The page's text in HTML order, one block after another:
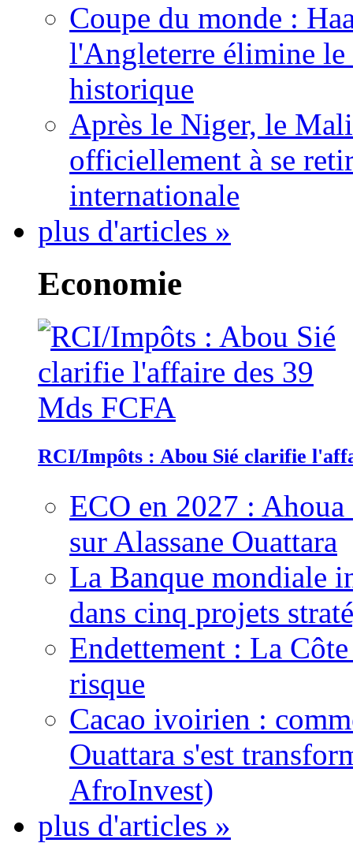
Coupe du monde :
l'Angleterre élimine
historique
Après le Niger, le
officiellement à se
internationale
plus d'articles »
Economie
RCI/Impôts : Abou Sié clarifie
ECO en 2027 :
sur Alassane Ouattara
La Banque mondiale
dans cinq projets
Endettement : La
risque
Cacao ivoirien :
Ouattara s'est
AfroInvest)
plus d'articles »